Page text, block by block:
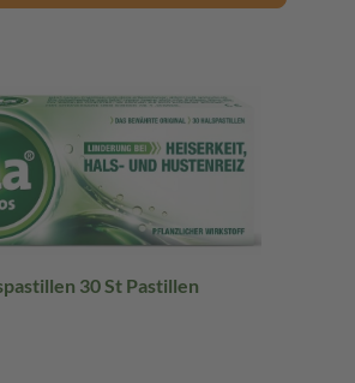
30 St Pastillen